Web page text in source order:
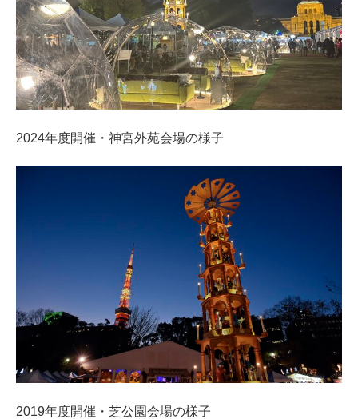
2024年度開催・神宮外苑会場の様子
2019年度開催・芝公園会場の様子